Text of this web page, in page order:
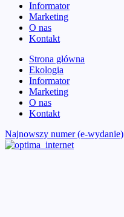
Informator
Marketing
O nas
Kontakt
Strona główna
Ekologia
Informator
Marketing
O nas
Kontakt
Najnowszy numer (e-wydanie)